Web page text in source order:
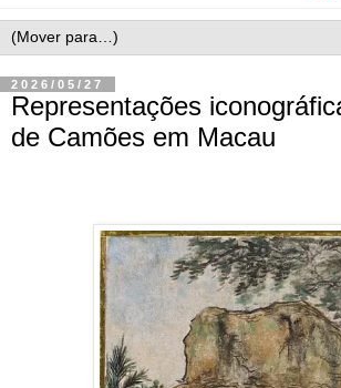
2026/05/27
Representações
de Camões em Macau